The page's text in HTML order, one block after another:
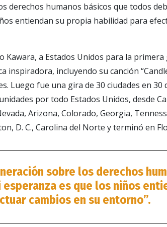
derechos humanos básicos que todos
entiendan su propia habilidad para
Kawara, a Estados Unidos para la primera
inspiradora, incluyendo su canción
Luego fue una gira de 30 ciudades en 30
por todo Estados Unidos, desde
Arizona, Colorado, Georgia,
D. C., Carolina del Norte y terminó en
sobre los derechos
es que los niños
cambios en su entorno”.